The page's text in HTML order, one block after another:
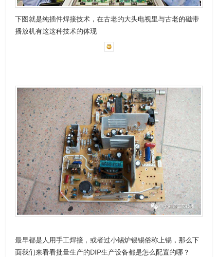
下图就是纯插件焊接技术，在古老的大头电视里与古老的磁带
播放机有这这种技术的体现
最早都是人用手工焊接，或者过小锡炉锓锡俗称上锡，那么下
面我们来看看批量生产的DIP生产设备都是怎么配置的哪？